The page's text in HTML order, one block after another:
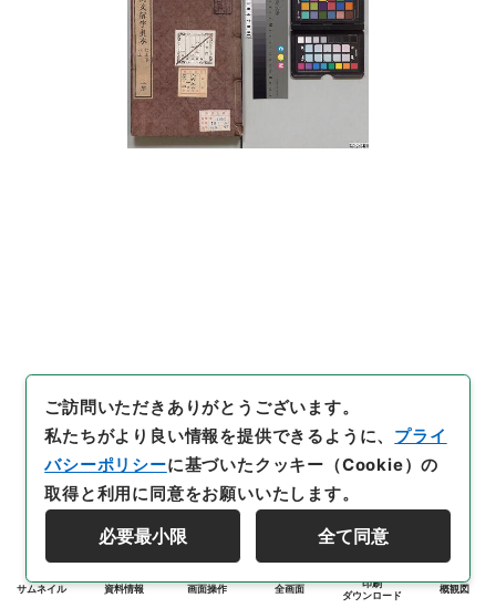
サムネイル 資料情報 画面操作 全画面
印刷
ダウンロード
概観図
ご訪問いただきありがとうございます。
私たちがより良い情報を提供できるように、 プライ
バシーポリシーに基づいたクッキー（Cookie）の
取得と利用に同意をお願いいたします。
必要最小限 全て同意